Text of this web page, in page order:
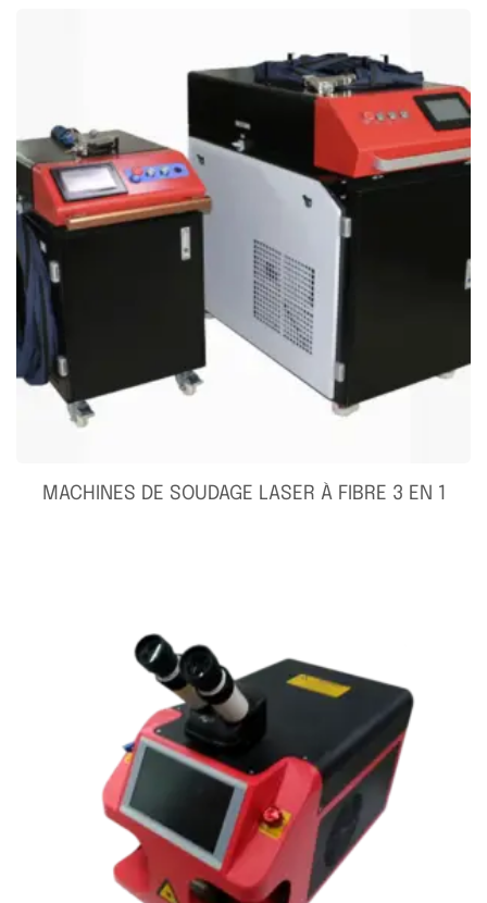
MACHINES DE SOUDAGE LASER À FIBRE 3 EN 1